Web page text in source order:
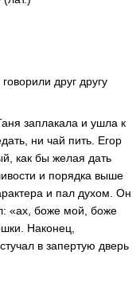
друг другу
заплакала и ушла к
ни чай пить. Егор
как бы желая дать
и порядка выше
и пал духом. Он
«ах, боже мой, боже
Наконец,
в запертую дверь